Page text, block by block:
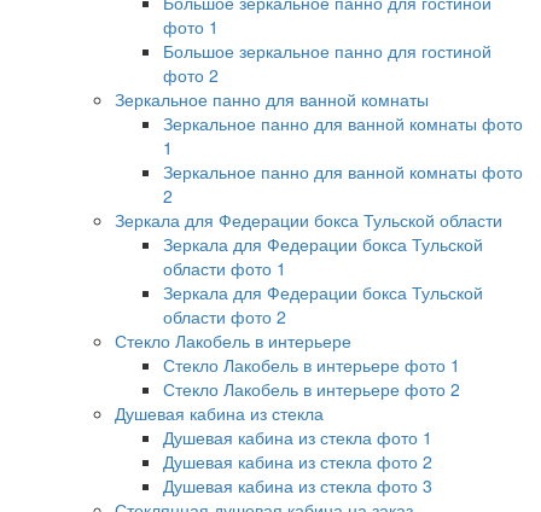
фото 1
Большое зеркальное панно для гостиной
фото 2
Зеркальное панно для ванной комнаты
Зеркальное панно для ванной комнаты фото
1
Зеркальное панно для ванной комнаты фото
2
Зеркала для Федерации бокса Тульской области
Зеркала для Федерации бокса Тульской
области фото 1
Зеркала для Федерации бокса Тульской
области фото 2
Стекло Лакобель в интерьере
Стекло Лакобель в интерьере фото 1
Стекло Лакобель в интерьере фото 2
Душевая кабина из стекла
Душевая кабина из стекла фото 1
Душевая кабина из стекла фото 2
Душевая кабина из стекла фото 3